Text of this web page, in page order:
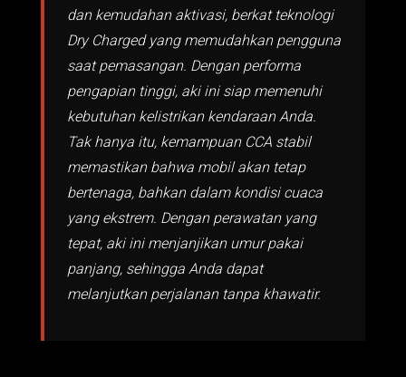
dan kemudahan aktivasi, berkat teknologi
Dry Charged yang memudahkan pengguna
saat pemasangan. Dengan performa
pengapian tinggi, aki ini siap memenuhi
kebutuhan kelistrikan kendaraan Anda.
Tak hanya itu, kemampuan CCA stabil
memastikan bahwa mobil akan tetap
bertenaga, bahkan dalam kondisi cuaca
yang ekstrem. Dengan perawatan yang
tepat, aki ini menjanjikan umur pakai
panjang, sehingga Anda dapat
melanjutkan perjalanan tanpa khawatir.